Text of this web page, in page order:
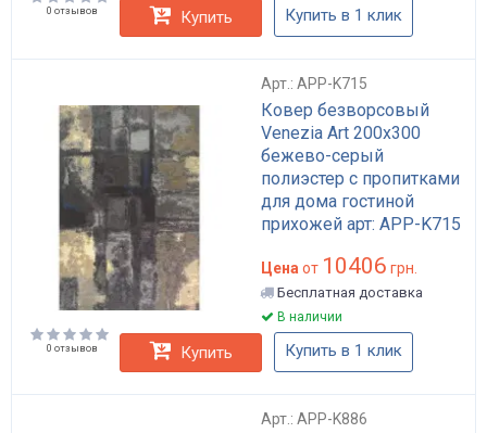
0 отзывов Купить Купить в 1 клик
Арт.: APP-K715
Ковер безворсовый
Venezia Art 200x300
бежево-серый
полиэстер с пропитками
для дома гостиной
прихожей арт: APP-K715
Цена от 10406 грн.
Бесплатная доставка
В наличии
0 отзывов Купить Купить в 1 клик
Арт.: APP-K886